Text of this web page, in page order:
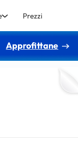
Prezzi
Approfittane